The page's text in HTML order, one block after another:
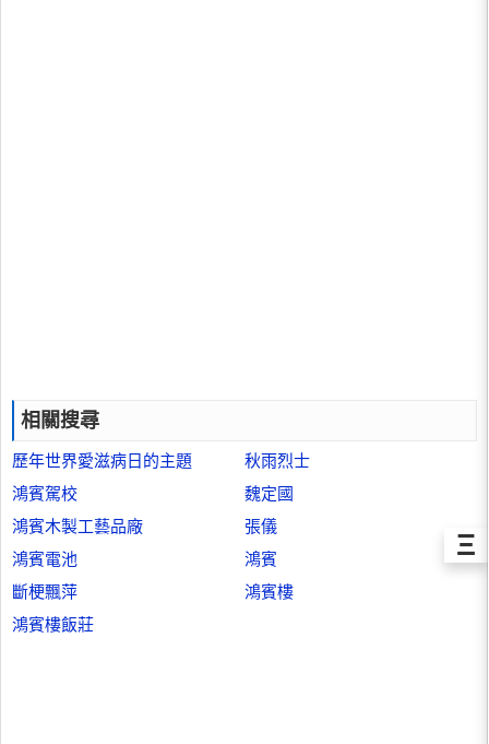
相關搜尋
歷年世界愛滋病日的主題
秋雨烈士
鴻賓駕校
魏定國
鴻賓木製工藝品廠
張儀
鴻賓電池
鴻賓
斷梗飄萍
鴻賓樓
鴻賓樓飯莊
Ξ